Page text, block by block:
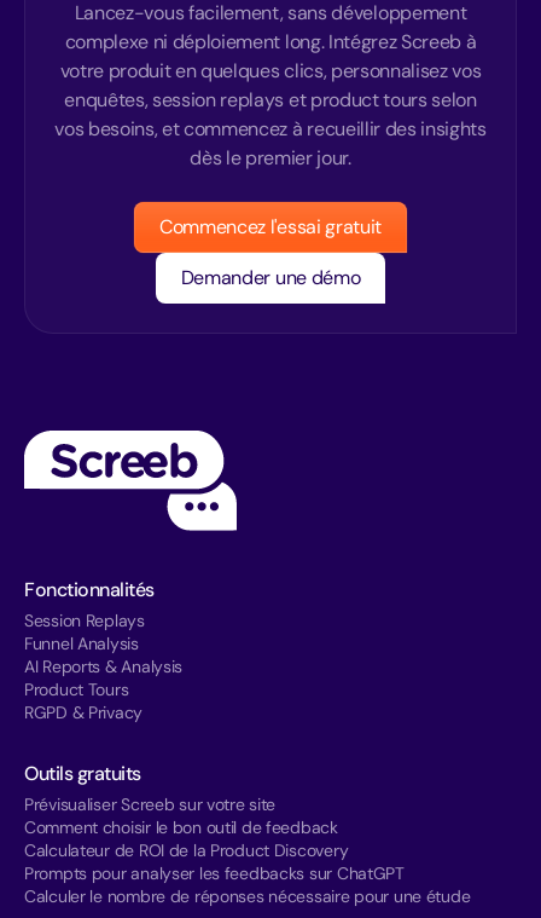
Lancez-vous facilement, sans développement
complexe ni déploiement long. Intégrez Screeb à
votre produit en quelques clics, personnalisez vos
enquêtes, session replays et product tours selon
vos besoins, et commencez à recueillir des insights
dès le premier jour.
Commencez l'essai gratuit
Demander une démo
Fonctionnalités
Session Replays
Funnel Analysis
AI Reports & Analysis
Product Tours
RGPD & Privacy
Outils gratuits
Prévisualiser Screeb sur votre site
Comment choisir le bon outil de feedback
Calculateur de ROI de la Product Discovery
Prompts pour analyser les feedbacks sur ChatGPT
Calculer le nombre de réponses nécessaire pour une étude